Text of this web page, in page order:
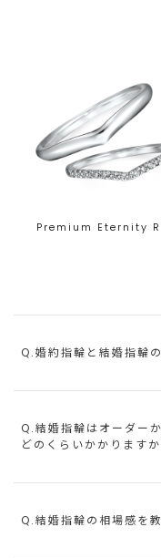
Premium Eternity
Q.婚約指輪と結婚指輪
Q.結婚指輪はオーダー
どのくらいかかりますか
Q.結婚指輪の相場感を